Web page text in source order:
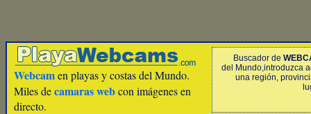
Webcamen playas y costas del Mundo.
Miles decamaras webcon imágenes en
directo.
Buscador de
del Mundo,introduzca
una región,